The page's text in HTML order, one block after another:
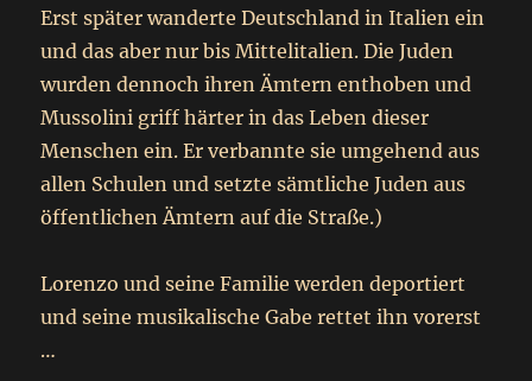
Erst später wanderte Deutschland in Italien ein
und das aber nur bis Mittelitalien. Die Juden
wurden dennoch ihren Ämtern enthoben und
Mussolini griff härter in das Leben dieser
Menschen ein. Er verbannte sie umgehend aus
allen Schulen und setzte sämtliche Juden aus
öffentlichen Ämtern auf die Straße.)
Lorenzo und seine Familie werden deportiert
und seine musikalische Gabe rettet ihn vorerst
…